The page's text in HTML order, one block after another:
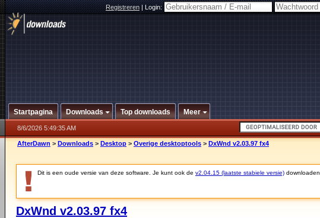
Registreren|Login:
Startpagina Downloads Top downloads Meer
8/6/2026 5:49:35 AM
AfterDawn > Downloads > Desktop > Overige desktoptools > DxWnd v2.03.97 fx4
Dit is een oude versie van deze software. Je kunt ook de v2.04.15 (laatste stabiele versie) downloaden.
DxWnd v2.03.97 fx4